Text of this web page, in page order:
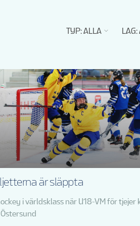
TYP:ALLA LAG:
är släppta
i världsklass när U18-VM för tjejer